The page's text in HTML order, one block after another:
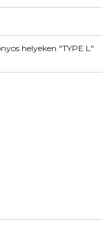
helyeken "TYPE L"